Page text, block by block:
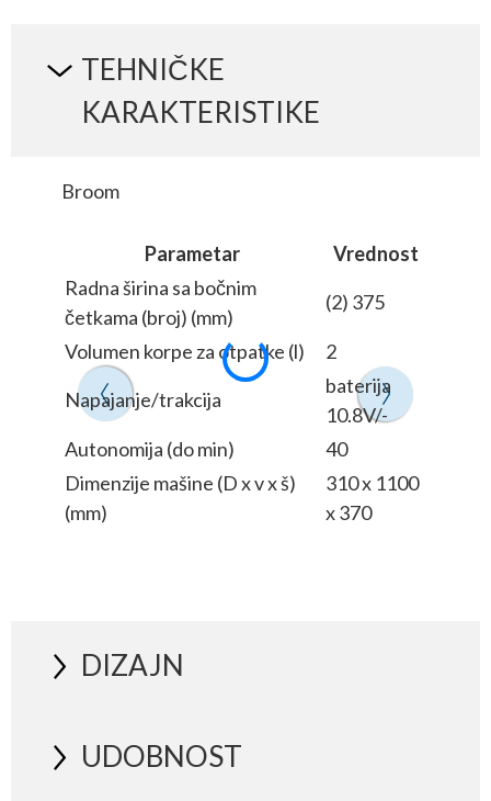
TEHNIČKE
KARAKTERISTIKE
Broom
Parametar
Vrednost
Radna širina sa bočnim
četkama (broj) (mm)
(2) 375
Volumen korpe za otpatke (l)
2
Napajanje/trakcija
baterija
10.8V/-
Autonomija (do min)
40
Dimenzije mašine (D x v x š)
(mm)
310 x 1100
x 370
DIZAJN
UDOBNOST